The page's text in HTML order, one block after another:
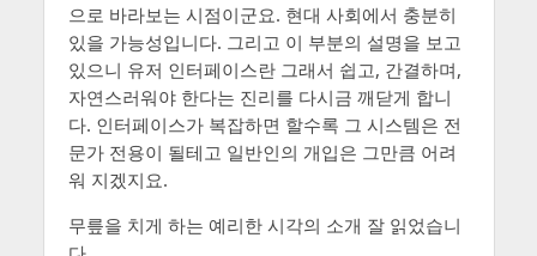
으로 바라보는 시점이군요. 현대 사회에서 충분히
있을 가능성입니다. 그리고 이 부분의 설명을 보고
있으니 유저 인터페이스란 그래서 쉽고, 간결하며,
자연스러워야 한다는 진리를 다시금 깨닫게 합니
다. 인터페이스가 복잡하면 할수록 그 시스템은 전
문가 전용이 될테고 일반인의 개입은 그만큼 어려
워 지겠지요.
무릎을 치게 하는 예리한 시각의 소개 잘 읽었습니